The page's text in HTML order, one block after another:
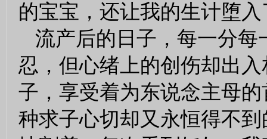
的宝宝，还让我的生计堕
流产后的日子，每一分
忍，但心绪上的创伤却出
子，享受着为东说念主母
种求子心切却又永恒得不